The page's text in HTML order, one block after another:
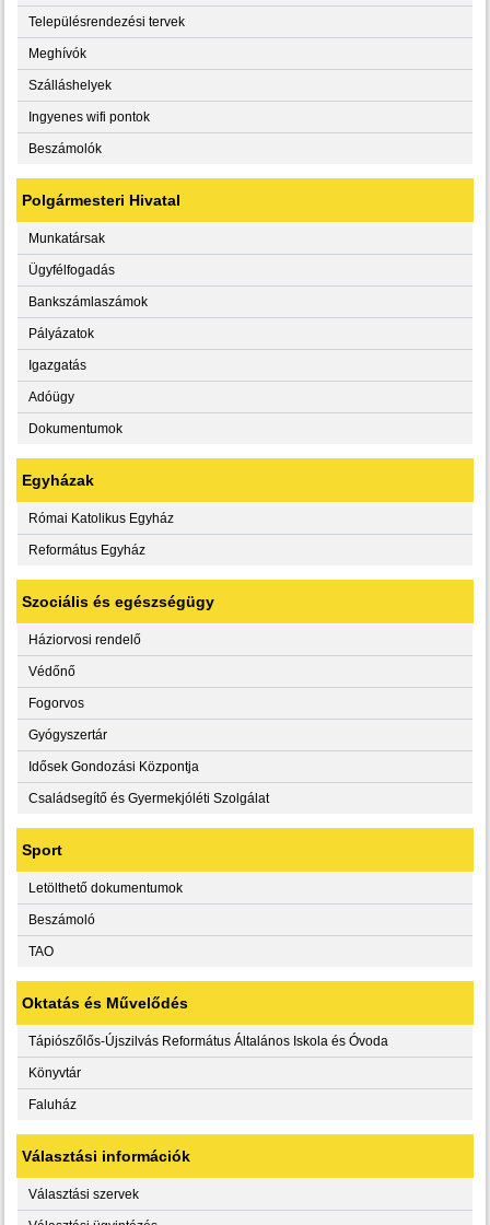
Településrendezési tervek
Meghívók
Szálláshelyek
Ingyenes wifi pontok
Beszámolók
Polgármesteri Hivatal
Munkatársak
Ügyfélfogadás
Bankszámlaszámok
Pályázatok
Igazgatás
Adóügy
Dokumentumok
Egyházak
Római Katolikus Egyház
Református Egyház
Szociális és egészségügy
Háziorvosi rendelő
Védőnő
Fogorvos
Gyógyszertár
Idősek Gondozási Központja
Családsegítő és Gyermekjóléti Szolgálat
Sport
Letölthető dokumentumok
Beszámoló
TAO
Oktatás és Művelődés
Tápiószőlős-Újszilvás Református Általános Iskola és Óvoda
Könyvtár
Faluház
Választási információk
Választási szervek